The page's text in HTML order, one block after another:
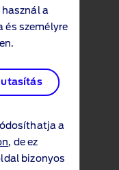
a
és személyre
a
, de ez
bizonyos